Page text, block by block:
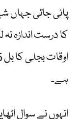
پائی جاتی جہاں
کا درست اندازہ
ہے۔
انہوں نے سوال